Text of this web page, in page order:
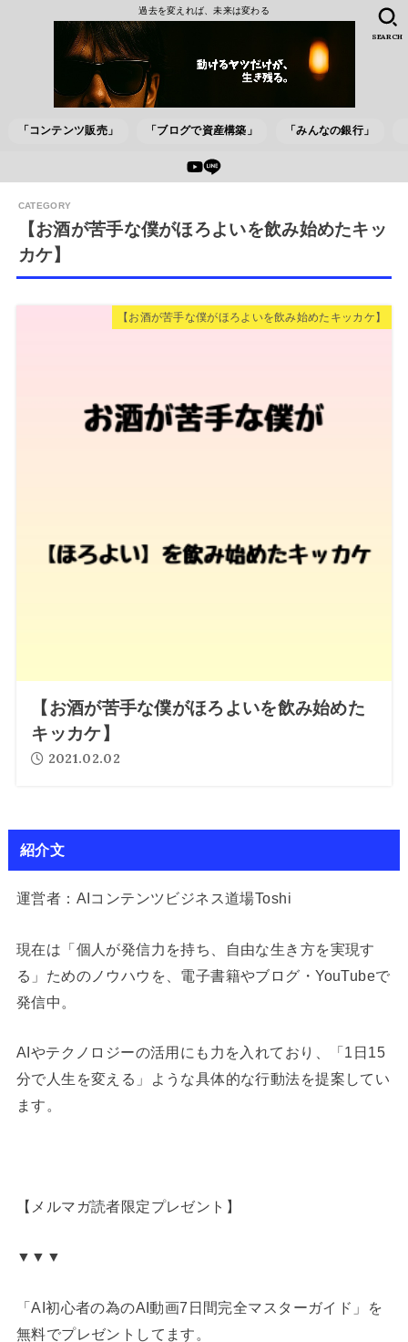
過去を変えれば、未来は変わる
「コンテンツ販売」 「ブログで資産構築」 「みんなの銀行」
SEARCH
【お酒が苦手な僕がほろよいを飲み始めたキッ
カケ】
【お酒が苦手な僕がほろよいを飲み始めたキッカケ】
【お酒が苦手な僕がほろよいを飲み始めた
キッカケ】
2021.02.02
紹介文
運営者：AIコンテンツビジネス道場Toshi
現在は「個人が発信力を持ち、自由な生き方を実現す
る」ためのノウハウを、電子書籍やブログ・YouTubeで
発信中。
AIやテクノロジーの活用にも力を入れており、「1日15
分で人生を変える」ような具体的な行動法を提案してい
ます。
【メルマガ読者限定プレゼント】
▼▼▼
「AI初心者の為のAI動画7日間完全マスターガイド」を
無料でプレゼントしてます。